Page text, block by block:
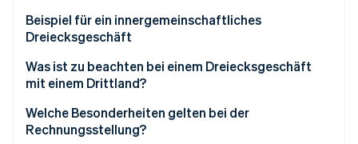
Beispiel für ein innergemeinschaftliches
Dreiecksgeschäft
Beteiligte Unternehmen
Steuerliche Behandlung
Was ist zu beachten bei einem Dreiecksgeschäft
mit einem Drittland?
Welche Besonderheiten gelten bei der
Rechnungsstellung?